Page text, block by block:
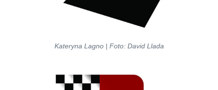
Kateryna Lagno | Foto: David Llada